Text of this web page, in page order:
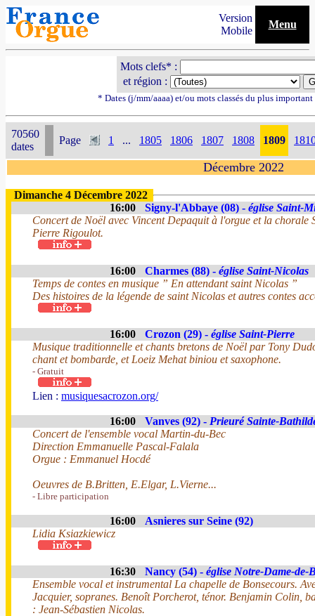
Version
Mobile
Menu
Mots clefs* :
et région :
* Dates (j/mm/aaaa) et/ou mots classés du plus
70560
dates
Page 1 ... 1805 1806 1807 1808 1809
Décembre 2022
Dimanche 4 Décembre 2022
16:00
Signy-l'Abbaye (08) - église Saint-
Concert de Noël avec Vincent Depaquit à l'orgue et la chorale
Pierre Rigoulot.
16:00 Charmes (88) - église Saint-Nicolas
Temps de contes en musique ” En attendant saint Nicolas ”
Des histoires de la légende de saint Nicolas et autres contes
16:00 Crozon (29) - église Saint-Pierre
Musique traditionnelle et chants bretons de Noël par Tony
chant et bombarde, et Loeiz Mehat biniou et saxophone.
- Gratuit
Lien : musiquesacrozon.org/
16:00 Vanves (92) - Prieuré Sainte-
Concert de l'ensemble vocal Martin-du-Bec
Direction Emmanuelle Pascal-Falala
Orgue : Emmanuel Hocdé
Oeuvres de B.Britten, E.Elgar, L.Vierne...
- Libre participation
16:00
Asnieres sur Seine (92)
Lidia Ksiazkiewicz
16:30 Nancy (54) - église Notre-Dame-de-
Ensemble vocal et instrumental La chapelle de Bonsecours.
Jacquier, sopranes. Benoît Porcherot, ténor. Benjamin Colin,
: Jean-Sébastien Nicolas.